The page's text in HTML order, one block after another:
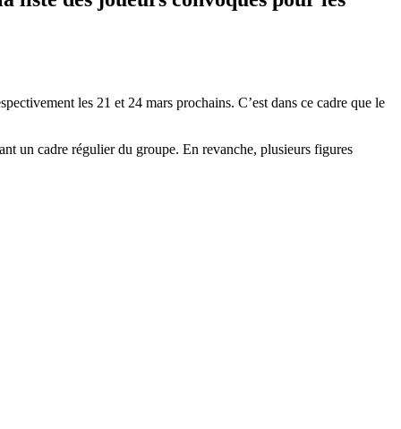
les 21 et 24 mars prochains. C’est dans ce cadre que le
un cadre régulier du groupe. En revanche, plusieurs figures